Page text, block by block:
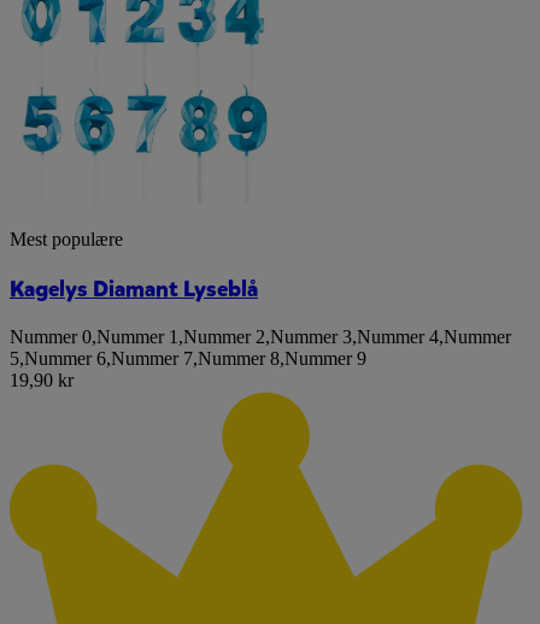
Mest populære
Kagelys Diamant Lyseblå
Nummer 0,Nummer 1 ,Nummer 2,Nummer 3,Nummer 4,Nummer
5,Nummer 6,Nummer 7,Nummer 8,Nummer 9
19,90 kr